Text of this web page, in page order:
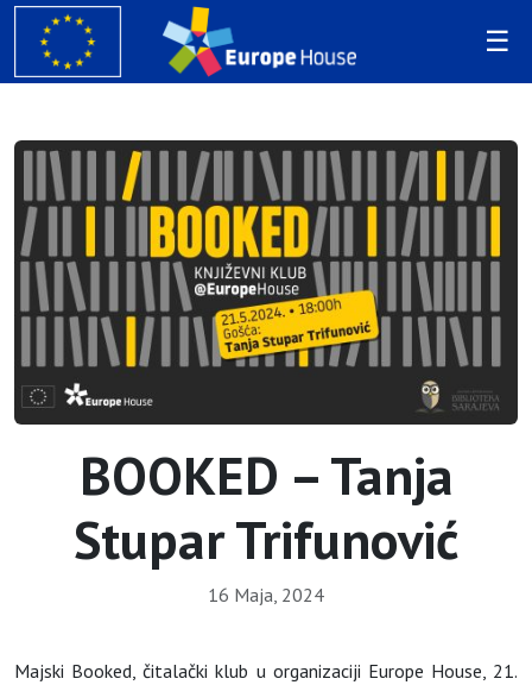
BOOKED – Tanja
Stupar Trifunović
16 Maja, 2024
Majski Booked, čitalački klub u organizaciji Europe House, 21.